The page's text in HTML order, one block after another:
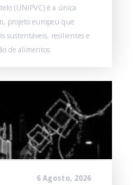
(UNIPVC) é a única
projeto europeu que
sustentáveis, resilientes e
de alimentos.
6 Agosto, 2026